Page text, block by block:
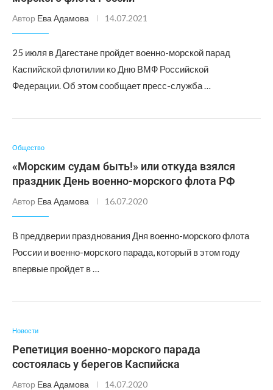
Автор Ева Адамова 14.07.2021
25 июля в Дагестане пройдет военно-морской парад
Каспийской флотилии ко Дню ВМФ Российской
Федерации. Об этом сообщает пресс-служба …
Общество
«Морским судам быть!» или откуда взялся
праздник День военно-морского флота РФ
Автор Ева Адамова 16.07.2020
В преддверии празднования Дня военно-морского флота
России и военно-морского парада, который в этом году
впервые пройдет в …
Новости
Репетиция военно-морского парада
состоялась у берегов Каспийска
Автор Ева Адамова 14.07.2020